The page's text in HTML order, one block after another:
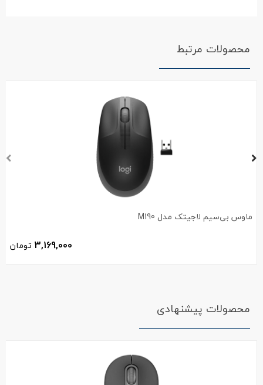
محصولات مرتبط
ماوس بی‌سیم لاجیتک مدل M190
3,169,000 تومان
محصولات پیشنهادی